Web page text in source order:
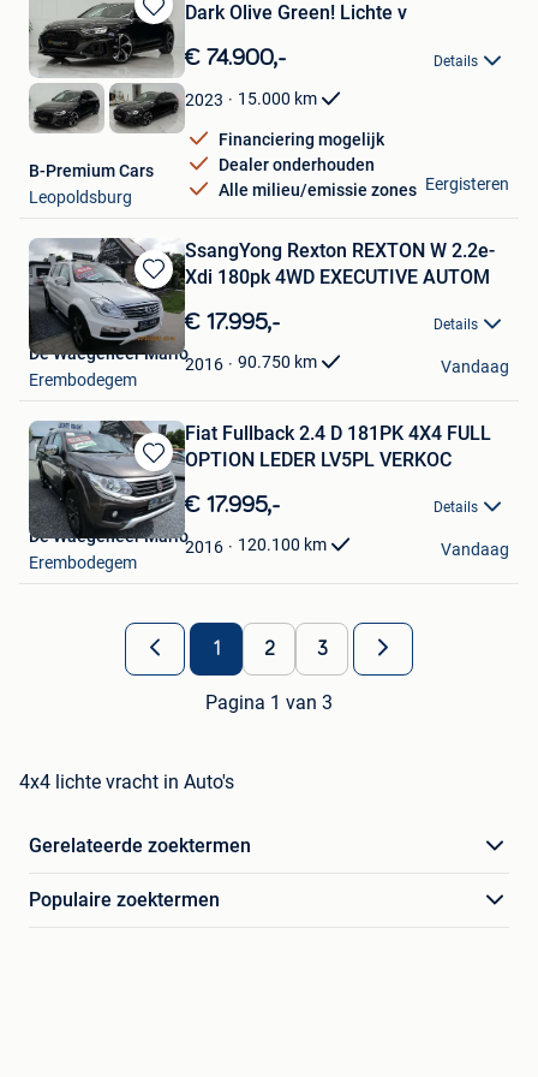
Bewaren
in
Mijn
Favorieten
Dark Olive Green! Lichte v
€ 74.900,- Details
2023 15.000 km
Financiering mogelijk
Dealer onderhouden
Alle milieu/emissie zones
B-Premium Cars
Leopoldsburg
Eergisteren
Bewaren
in
Mijn
Favorieten
SsangYong Rexton REXTON W 2.2e-
Xdi 180pk 4WD EXECUTIVE AUTOM
€ 17.995,- Details
2016 90.750 km
De Waegeneer Mario
Erembodegem
Vandaag
Bewaren
in
Mijn
Favorieten
Fiat Fullback 2.4 D 181PK 4X4 FULL
OPTION LEDER LV5PL VERKOC
€ 17.995,- Details
2016 120.100 km
De Waegeneer Mario
Erembodegem
Vandaag
1 2 3
Pagina 1 van 3
4x4 lichte vracht in Auto's
Gerelateerde zoektermen
Populaire zoektermen